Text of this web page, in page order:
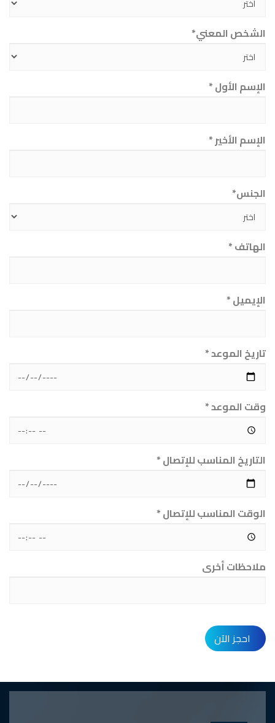
الشخص المعني*
الإسم الأول *
الإسم الأخير *
الجنس*
الهاتف *
الإيميل *
تاريخ الموعد *
وقت الموعد *
التاريخ المناسب للإتصال *
الوقت المناسب للإتصال *
ملاحظات أخرى
احجز الآن